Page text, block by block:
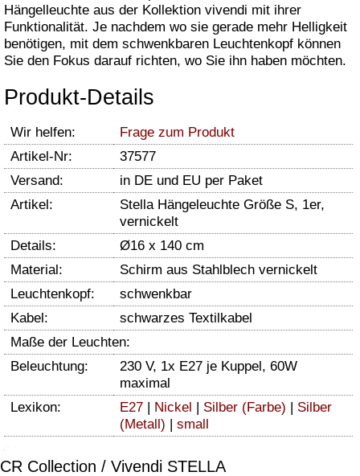
Hängelleuchte aus der Kollektion vivendi mit ihrer
Funktionalität. Je nachdem wo sie gerade mehr Helligkeit
benötigen, mit dem schwenkbaren Leuchtenkopf können
Sie den Fokus darauf richten, wo Sie ihn haben möchten.
Produkt-Details
Wir helfen:
Frage zum Produkt
Artikel-Nr:
37577
Versand:
in DE und EU per Paket
Artikel:
Stella Hängeleuchte Größe S, 1er,
vernickelt
Details:
Ø16 x 140 cm
Material:
Schirm aus Stahlblech vernickelt
Leuchtenkopf:
schwenkbar
Kabel:
schwarzes Textilkabel
Maße der Leuchten:
Beleuchtung:
230 V, 1x E27 je Kuppel, 60W
maximal
Lexikon:
E27 | Nickel | Silber (Farbe) | Silber
(Metall) | small
CR Collection / Vivendi STELLA